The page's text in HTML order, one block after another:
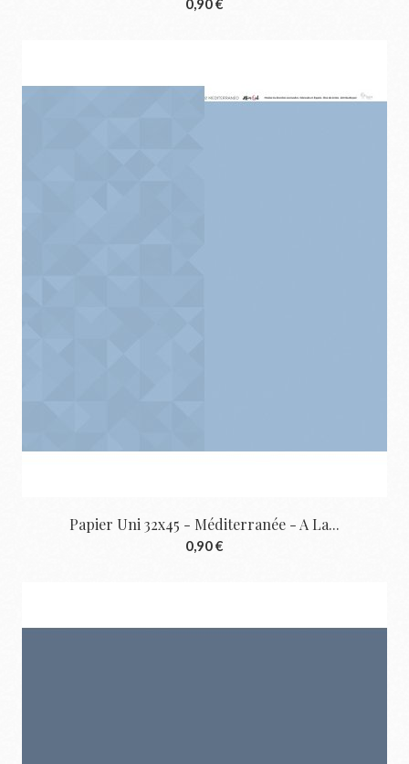
0,90 €
Papier Uni 32x45 - Méditerranée - A La...
0,90 €